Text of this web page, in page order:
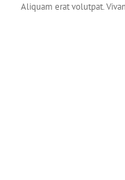
Aliquam erat volutpat.